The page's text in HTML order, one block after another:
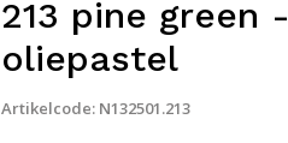
213 pine green -
oliepastel
Artikelcode: N132501.213